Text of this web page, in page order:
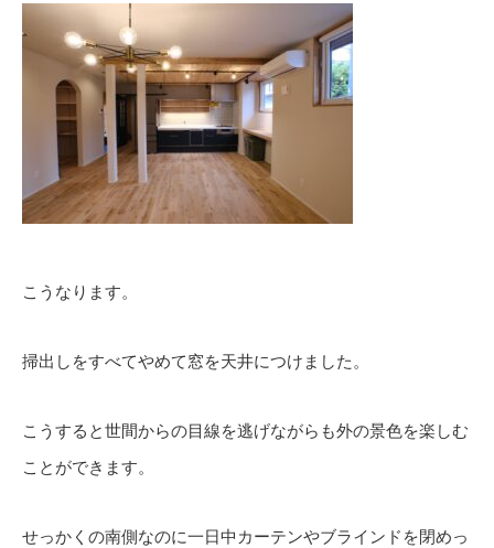
こうなります。
掃出しをすべてやめて窓を天井につけました。
こうすると世間からの目線を逃げながらも外の景色を楽しむ
ことができます。
せっかくの南側なのに一日中カーテンやブラインドを閉めっ